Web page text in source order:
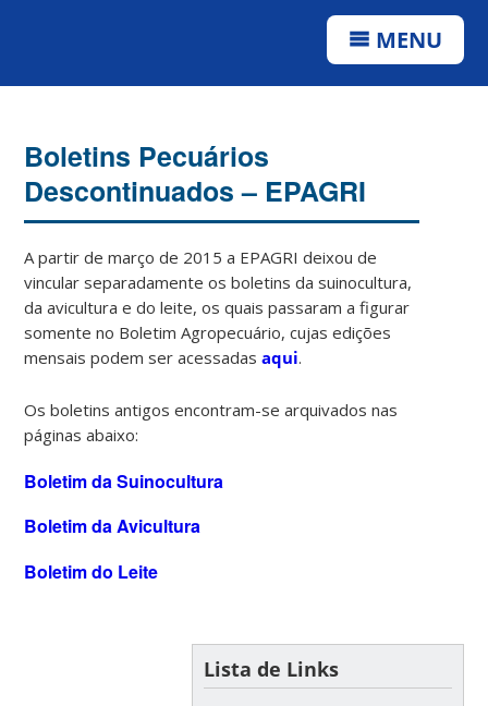
MENU
Boletins Pecuários
Descontinuados – EPAGRI
A partir de março de 2015 a EPAGRI deixou de
vincular separadamente os boletins da suinocultura,
da avicultura e do leite, os quais passaram a figurar
somente no Boletim Agropecuário, cujas edições
mensais podem ser acessadasaqui.
Os boletins antigos encontram-se arquivados nas
páginas abaixo:
Boletim da Suinocultura
Boletim da Avicultura
Boletim do Leite
Lista de Links